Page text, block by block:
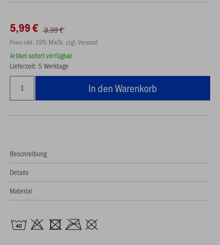
5,99 € 9,99 €
Preis inkl. 19% MwSt. zzgl. Versand
Artikel sofort verfügbar
Lieferzeit: 5 Werktage
In den Warenkorb
Beschreibung
Details
Material